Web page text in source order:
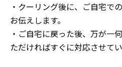
・ クーリング後に、ご自宅で
お伝えします。
・ご自宅に戻った後、万が一
ただければすぐに対応させてい